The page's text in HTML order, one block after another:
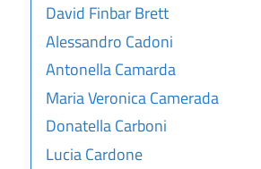
David Finbar Brett
Alessandro Cadoni
Antonella Camarda
Maria Veronica Camerada
Donatella Carboni
Lucia Cardone